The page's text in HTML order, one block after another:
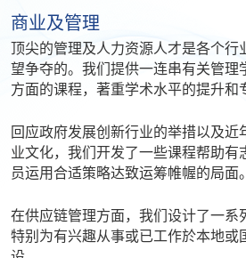
商业及管理
顶尖的管理及人力资源人才是各个行
望争夺的。我们提供一连串有关管理
方面的课程，著重学术水平的提升和
回应政府发展创新行业的举措以及近
业文化，我们开发了一些课程帮助有
员运用合适策略达致运筹帷幄的局面。
在供应链管理方面，我们设计了一系
特别为有兴趣从事或已工作於本地或